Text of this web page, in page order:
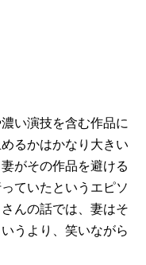
い演技を含む作品に
るかはかなり大きい
がその作品を避ける
ていたというエピソ
んの話では、妻はそ
うより、笑いながら